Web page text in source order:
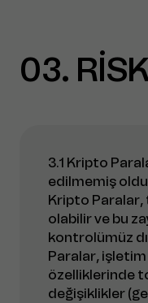
03
3.1 Kripto
edilmemiş
Kripto Paralar,
olabilir ve bu
kontrolümüz
Paralar,
özelliklerinde
değişiklikler